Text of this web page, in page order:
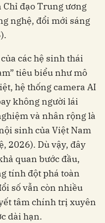
đạo Trung ương
nghệ, đổi mới sáng
các hệ sinh thái
tiêu biểu như mô
hệ thống camera AI
không người lái
và nhân rộng là
sinh của Việt Nam
2026). Dù vậy, đây
quan bước đầu,
tính đột phá toàn
số vẫn còn nhiều
tâm chính trị xuyên
dài hạn.